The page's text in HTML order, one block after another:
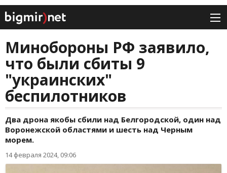
Минобороны РФ заявило,
что были сбиты 9
"украинских"
беспилотников
Два дрона якобы сбили над Белгородской, один над
Воронежской областями и шесть над Черным
морем.
14 февраля 2024, 09:06